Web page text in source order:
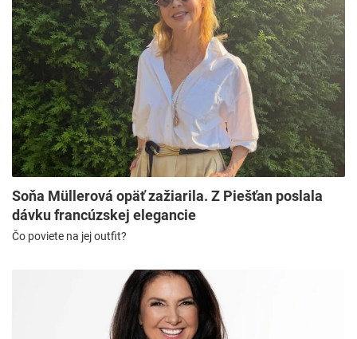
Soňa Müllerová opäť zažiarila. Z Piešťan poslala
dávku francúzskej elegancie
Čo poviete na jej outfit?